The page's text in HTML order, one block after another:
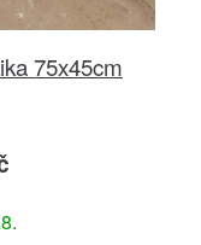
75x45cm